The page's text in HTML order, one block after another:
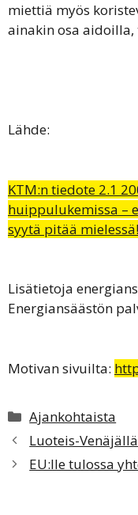
miettiä myös
ainakin osa
Lähde:
KTM:n tiedote 2.1
huippulukemissa –
syytä pitää mielessä!
Lisätietoja
Energiansäästön
Motivan sivuilta:
Kategoriat
Ajankohtaista
Luoteis-
EU:lle tulossa